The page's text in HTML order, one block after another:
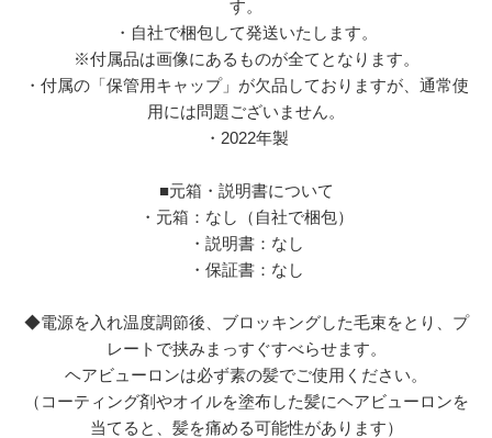
す。
・自社で梱包して発送いたします。
※付属品は画像にあるものが全てとなります。
・付属の「保管用キャップ」が欠品しておりますが、通常使
用には問題ございません。
・2022年製
■元箱・説明書について
・元箱：なし（自社で梱包）
・説明書：なし
・保証書：なし
◆電源を入れ温度調節後、ブロッキングした毛束をとり、プ
レートで挟みまっすぐすべらせます。
ヘアビューロンは必ず素の髪でご使用ください。
（コーティング剤やオイルを塗布した髪にヘアビューロンを
当てると、髪を痛める可能性があります）